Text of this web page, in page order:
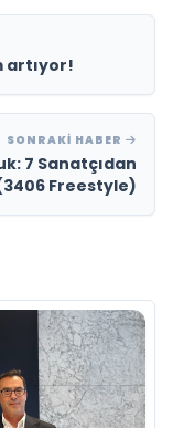
artıyor!
SONRAKI HABER
7 Sanatçıdan
Freestyle)